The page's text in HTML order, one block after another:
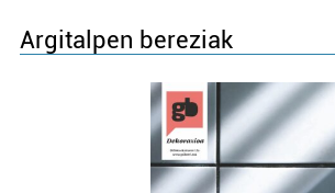
Argitalpen bereziak